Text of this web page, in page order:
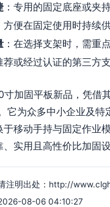
：专用的固定底座或夹
便在固定使用时持续供
：在选择支架时，需重
或经过认证的第三方
寸加固平板新品，凭借
它为众多中小企业及
于移动手持与固定作业
实用且高性价比加固
注明出处：http://
08-06 04:10:27